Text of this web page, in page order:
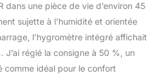
dans une pièce de vie d’environ 45
sujette à l’humidité et orientée
l’hygromètre intégré affichait
J’ai réglé la consigne à 50 %, un
comme idéal pour le confort